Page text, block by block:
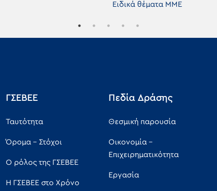
ΕΥΑΓΓΕΛΟΣ
ΑΝΑΣΤΑΣΙΟΥ
ΑΝΑΣΤΑΣΙΑ
ΣΥΜΒΟΥΛΟΣ ΔΣ
ΒΑΦΕΙΑΔΗΣ ΑΝΕΣΤΗΣ
ΣΥΜΒΟΥΛΟΣ ΔΣ
ΔΙΔΑΧΟΣ ΙΩΑΝΝΗΣ
ΣΥΜΒΟΥΛΟΣ ΔΣ
ΗΛΙΑΔΗΣ ΔΙΑΜΑΝΤΗΣ
ΘΑΛΑΣΣΗΣ ΗΛΙΑΣ
ΚΑΛΑΜΠΑΛΙΚΗΣ
Ειδικά θέματα ΜΜΕ
ΓΣΕΒΕΕ
Ταυτότητα
Όρομα - Στόχοι
Ο ρόλος της ΓΣΕΒΕΕ
Η ΓΣΕΒΕΕ στο Χρόνο
Πεδία Δράσης
Θεσμική παρουσία
Οικονομία -
Επιχειρηματικότητα
Εργασία